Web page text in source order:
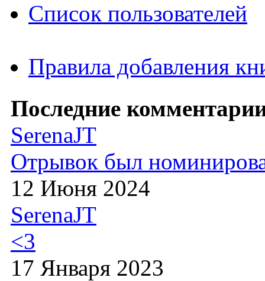
Список пользователей
Правила добавления
Последние
SerenaJT
Отрывок был
12 Июня 2024
SerenaJT
<3
17 Января 2023